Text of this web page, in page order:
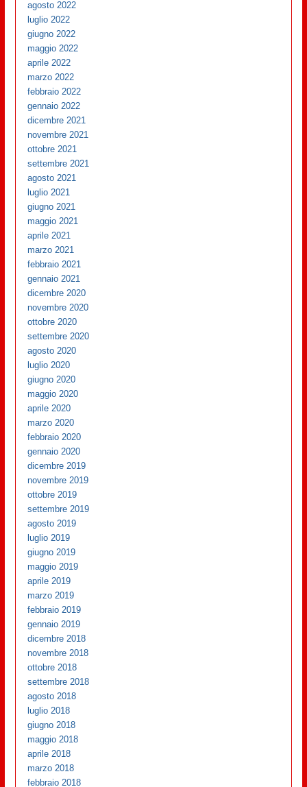
agosto 2022
luglio 2022
giugno 2022
maggio 2022
aprile 2022
marzo 2022
febbraio 2022
gennaio 2022
dicembre 2021
novembre 2021
ottobre 2021
settembre 2021
agosto 2021
luglio 2021
giugno 2021
maggio 2021
aprile 2021
marzo 2021
febbraio 2021
gennaio 2021
dicembre 2020
novembre 2020
ottobre 2020
settembre 2020
agosto 2020
luglio 2020
giugno 2020
maggio 2020
aprile 2020
marzo 2020
febbraio 2020
gennaio 2020
dicembre 2019
novembre 2019
ottobre 2019
settembre 2019
agosto 2019
luglio 2019
giugno 2019
maggio 2019
aprile 2019
marzo 2019
febbraio 2019
gennaio 2019
dicembre 2018
novembre 2018
ottobre 2018
settembre 2018
agosto 2018
luglio 2018
giugno 2018
maggio 2018
aprile 2018
marzo 2018
febbraio 2018